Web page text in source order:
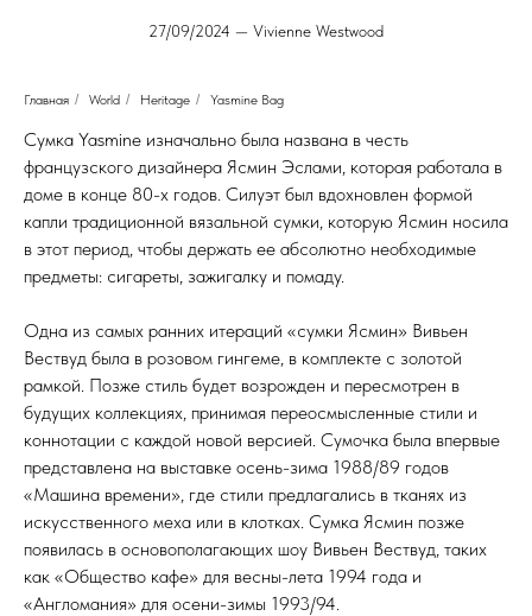
27/09/2024 — Vivienne Westwood
Главная / World / Heritage / Yasmine Bag
Сумка Yasmine изначально была названа в честь
французского дизайнера Ясмин Эслами, которая работала в
доме в конце 80-х годов. Силуэт был вдохновлен формой
капли традиционной вязальной сумки, которую Ясмин носила
в этот период, чтобы держать ее абсолютно необходимые
предметы: сигареты, зажигалку и помаду.
Одна из самых ранних итераций «сумки Ясмин» Вивьен
Вествуд была в розовом гингеме, в комплекте с золотой
рамкой. Позже стиль будет возрожден и пересмотрен в
будущих коллекциях, принимая переосмысленные стили и
коннотации с каждой новой версией. Сумочка была впервые
представлена на выставке осень-зима 1988/89 годов
«Машина времени», где стили предлагались в тканях из
искусственного меха или в клотках. Сумка Ясмин позже
появилась в основополагающих шоу Вивьен Вествуд, таких
как «Общество кафе» для весны-лета 1994 года и
«Англомания» для осени-зимы 1993/94.